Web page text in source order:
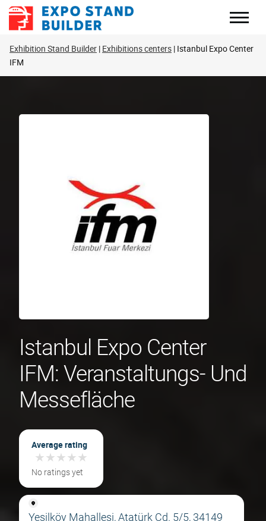
Zum
Inhalt
Exhibition Stand Builder Exhibitions centers Istanbul Expo Center
IFM
Istanbul Expo Center
IFM: Veranstaltungs- Und
Messefläche
Average rating
★★★★★
★★★★★
No ratings yet
Yeşilköy Mahallesi, Atatürk Cd. 5/5, 34149